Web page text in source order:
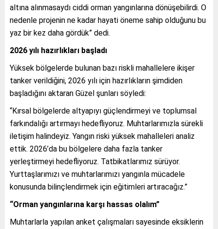
altına alınmasaydı ciddi orman yangınlarına dönüşebilirdi. O
nedenle projenin ne kadar hayati öneme sahip olduğunu bu
yaz bir kez daha gördük” dedi.
2026 yılı hazırlıkları başladı
Yüksek bölgelerde bulunan bazı riskli mahallelere ikişer
tanker verildiğini, 2026 yılı için hazırlıkların şimdiden
başladığını aktaran Güzel şunları söyledi:
“Kırsal bölgelerde altyapıyı güçlendirmeyi ve toplumsal
farkındalığı artırmayı hedefliyoruz. Muhtarlarımızla sürekli
iletişim halindeyiz. Yangın riski yüksek mahalleleri analiz
ettik. 2026’da bu bölgelere daha fazla tanker
yerleştirmeyi hedefliyoruz. Tatbikatlarımız sürüyor.
Yurttaşlarımızı ve muhtarlarımızı yangınla mücadele
konusunda bilinçlendirmek için eğitimleri artıracağız.”
“Orman yangınlarına karşı hassas olalım”
Muhtarlarla yapılan anket çalışmaları sayesinde eksiklerin